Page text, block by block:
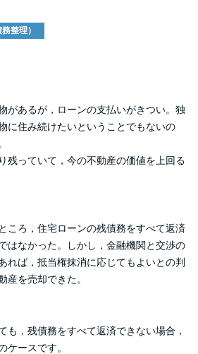
整理）
があるが，ローンの支払いがきつい。独
に住み続けたいということでもないの
残っていて，今の不動産の価値を上回る
ころ，住宅ローンの残債務をすべて返済
はなかった。しかし，金融機関と交渉の
れば，抵当権抹消に応じてもよいとの判
産を売却できた。
も，残債務をすべて返済できない場合，
ケースです。